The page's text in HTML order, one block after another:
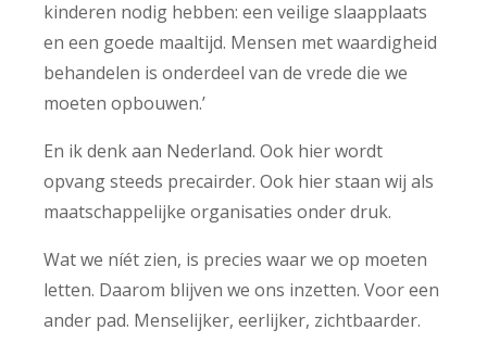
kinderen nodig hebben: een veilige slaapplaats
en een goede maaltijd. Mensen met waardigheid
behandelen is onderdeel van de vrede die we
moeten opbouwen.’
En ik denk aan Nederland. Ook hier wordt
opvang steeds precairder. Ook hier staan wij als
maatschappelijke organisaties onder druk.
Wat we níét zien, is precies waar we op moeten
letten. Daarom blijven we ons inzetten. Voor een
ander pad. Menselijker, eerlijker, zichtbaarder.